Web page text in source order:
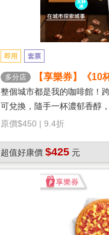
即用 套票
多分店
【享樂券】《10
式咖啡(大杯-冰)
整個城市都是我的咖啡館！
可兌換，隨手一杯濃郁香醇
回甘不苦澀
原價$450 | 9.4折
超值好康價 $425 元